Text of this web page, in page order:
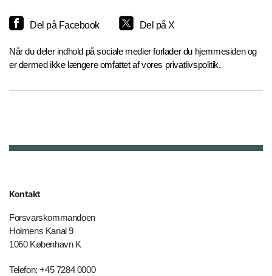
Del på Facebook Del på X
Når du deler indhold på sociale medier forlader du hjemmesiden og
er dermed ikke længere omfattet af vores privatlivspolitik.
Kontakt
Forsvarskommandoen
Holmens Kanal 9
1060 København K
Telefon: +45 7284 0000